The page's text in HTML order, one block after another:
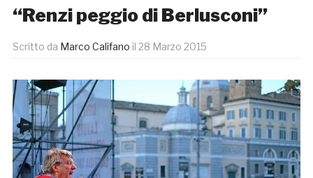
“Renzi peggio di Berlusconi”
Scritto da Marco Califano il 28 Marzo 2015